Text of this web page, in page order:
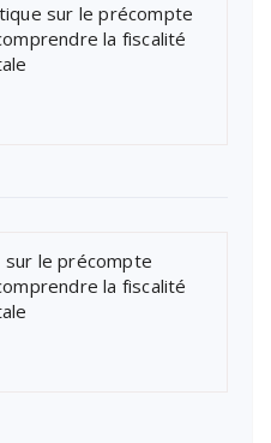
sur le précompte
la fiscalité
sur le précompte
la fiscalité